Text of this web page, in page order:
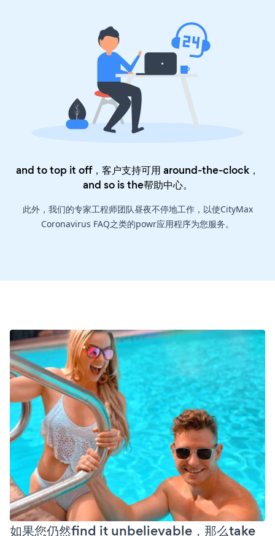
and to top it off，客户支持可用 around-the-clock，
and so is the帮助中心。
此外，我们的专家工程师团队昼夜不停地工作，以使CityMax
Coronavirus FAQ之类的powr应用程序为您服务。
如果您仍然find it unbelievable，那么take